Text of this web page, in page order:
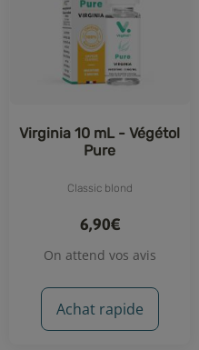
Virginia 10 mL - Végétol
Pure
Classic blond
6,90€
On attend vos avis
Achat rapide